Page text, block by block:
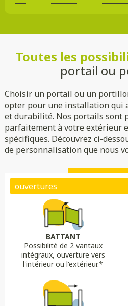
Toutes les
portail ou
Choisir un portail ou un
opter pour une installation qui
et durabilité. Nos portails sont
parfaitement à votre extérieur
spécifiques. Découvrez ci-
de personnalisation que nous
BATTANT
Possibilité de 2 vantaux
intégraux, ouverture vers
l'intérieur ou l'extérieur.*
Biais bas
Chapeau de gendarme
Portail pleinPortail semi
LAME
Lame 30 cm modulable
OPTION
lame
DÉCORS OPTIONS
DMC 304
Aluminium
Pointes